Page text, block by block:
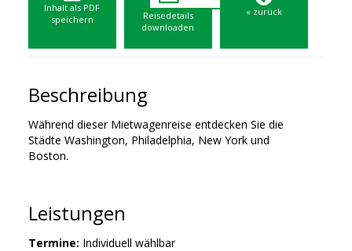
Inhalt als PDF
speichern
Reisedetails
downloaden
« zurück
Beschreibung
Während dieser Mietwagenreise entdecken Sie die
Städte Washington, Philadelphia, New York und
Boston.
Leistungen
Termine: Individuell wählbar